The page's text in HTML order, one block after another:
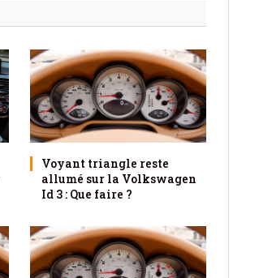
Voyant triangle reste
allumé sur la Volkswagen
Id 3 : Que faire ?